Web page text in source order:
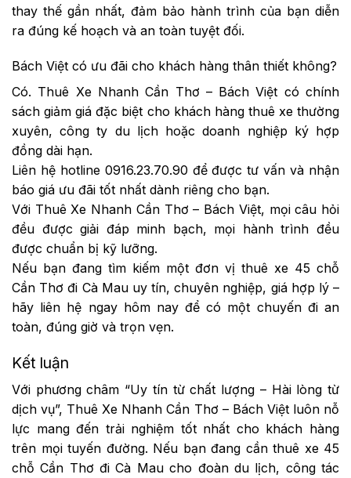
thay thế gần nhất, đảm bảo hành trình của bạn diễn
ra đúng kế hoạch và an toàn tuyệt đối.
Bách Việt có ưu đãi cho khách hàng thân thiết không?
Có. Thuê Xe Nhanh Cần Thơ – Bách Việt có chính
sách giảm giá đặc biệt cho khách hàng thuê xe thường
xuyên, công ty du lịch hoặc doanh nghiệp ký hợp
đồng dài hạn.
Liên hệ hotline 0916.23.70.90 để được tư vấn và nhận
báo giá ưu đãi tốt nhất dành riêng cho bạn.
Với Thuê Xe Nhanh Cần Thơ – Bách Việt, mọi câu hỏi
đều được giải đáp minh bạch, mọi hành trình đều
được chuẩn bị kỹ lưỡng.
Nếu bạn đang tìm kiếm một đơn vị thuê xe 45 chỗ
Cần Thơ đi Cà Mau uy tín, chuyên nghiệp, giá hợp lý –
hãy liên hệ ngay hôm nay để có một chuyến đi an
toàn, đúng giờ và trọn vẹn.
Kết luận
Với phương châm “Uy tín từ chất lượng – Hài lòng từ
dịch vụ”, Thuê Xe Nhanh Cần Thơ – Bách Việt luôn nỗ
lực mang đến trải nghiệm tốt nhất cho khách hàng
trên mọi tuyến đường. Nếu bạn đang cần thuê xe 45
chỗ Cần Thơ đi Cà Mau cho đoàn du lịch, công tác